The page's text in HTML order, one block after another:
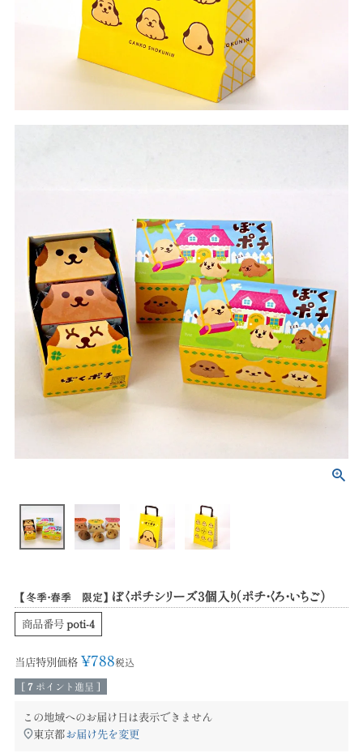
【冬季・春季 限定】 ぼくポチシリーズ3個入り（ポチ・くろ・いちご）
商品番号 poti-4
当店特別価格 ¥788税込
[ 7 ポイント進呈 ]
この地域へのお届け日は表示できません
東京都お届け先を変更